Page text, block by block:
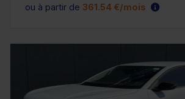
ou à partir de 361.54 €/mois